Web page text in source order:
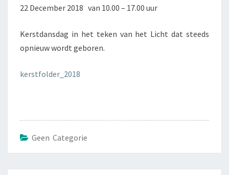
22 December 2018 van 10.00 – 17.00 uur
Kerstdansdag in het teken van het Licht dat steeds
opnieuw wordt geboren.
kerstfolder_2018
Geen Categorie